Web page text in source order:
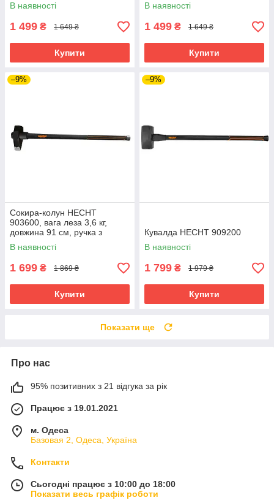
В наявності
1 499 ₴ 1 649 ₴
Купити
В наявності
1 499 ₴ 1 649 ₴
Купити
–9%
Сокира-колун HECHT
903600, вага леза 3,6 кг,
довжина 91 см, ручка з
Fiberglass
В наявності
1 699 ₴ 1 869 ₴
Купити
–9%
Кувалда HECHT 909200
В наявності
1 799 ₴ 1 979 ₴
Купити
Показати ще
Про нас
95% позитивних з 21 відгука за рік
Працює з 19.01.2021
м. Одеса
Базовая 2, Одеса, Україна
Контакти
Сьогодні працює з 10:00 до 18:00
Показати весь графік роботи